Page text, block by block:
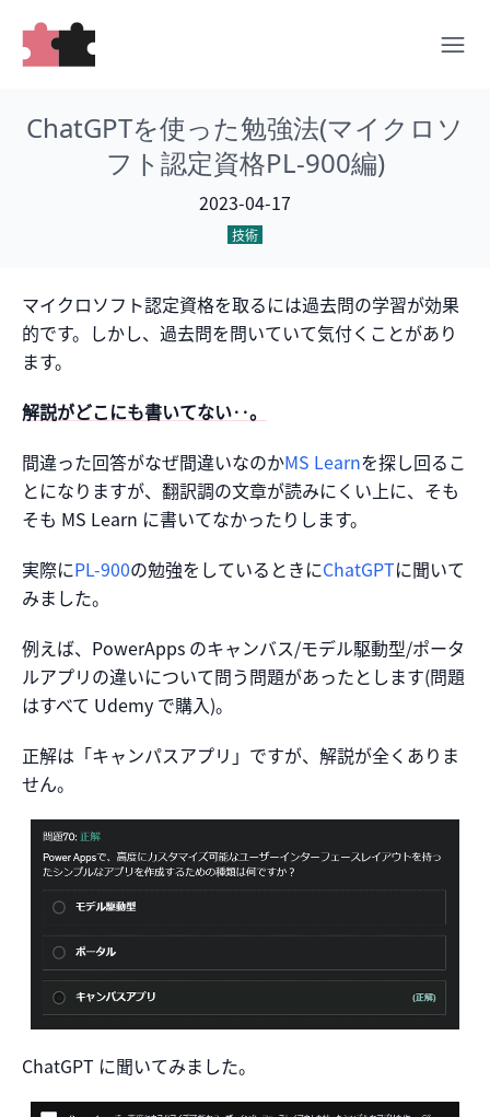
ChatGPTを使った勉強法(マイクロソ
フト認定資格PL-900編)
2023-04-17
技術
マイクロソフト認定資格を取るには過去問の学習が効果
的です。しかし、過去問を問いていて気付くことがあり
ます。
解説がどこにも書いてない‥。
間違った回答がなぜ間違いなのかMS Learnを探し回るこ
とになりますが、翻訳調の文章が読みにくい上に、そも
そも MS Learn に書いてなかったりします。
実際にPL-900の勉強をしているときにChatGPTに聞いて
みました。
例えば、PowerApps のキャンバス/モデル駆動型/ポータ
ルアプリの違いについて問う問題があったとします(問題
はすべて Udemy で購入)。
正解は「キャンパスアプリ」ですが、解説が全くありま
せん。
ChatGPT に聞いてみました。